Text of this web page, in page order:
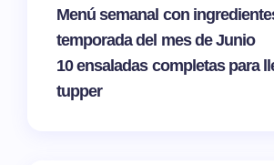
Menú semanal con
temporada del mes de Junio
10 ensaladas completas para
tupper